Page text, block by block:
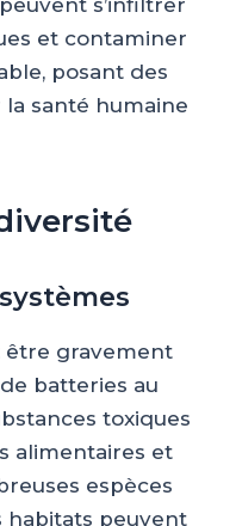
s’infiltrer
et contaminer
posant des
santé humaine
être gravement
batteries au
toxiques
alimentaires et
espèces
habitats peuvent